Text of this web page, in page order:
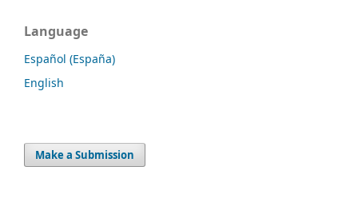
Language
Español (España)
English
Make a Submission